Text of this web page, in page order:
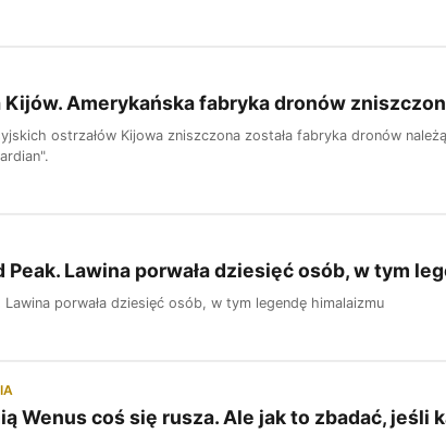
Kijów. Amerykańska fabryka dronów
ostrzałów Kijowa zniszczona została fabryka dronów
Peak. Lawina porwała dziesięć osób, w tym
Lawina porwała dziesięć osób, w tym legendę himalaizmu
Wenus coś się rusza. Ale jak to zbadać, jeśli